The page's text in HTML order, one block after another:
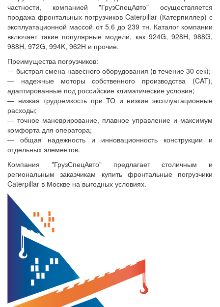
частности, компанией "ГрузСпецАвто" осуществляется
продажа фронтальных погрузчиков Caterpillar (Катерпиллер) с
эксплуатационной массой от 5.6 до 239 тн. Каталог компании
включает такие популярные модели, как 924G, 928H, 988G,
988H, 972G, 994K, 962H и прочие.
Преимущества погрузчиков:
— быстрая смена навесного оборудования (в течение 30 сек);
— надежные моторы собственного производства (CAT),
адаптированные под российские климатические условия;
— низкая трудоемкость при ТО и низкие эксплуатационные
расходы;
— точное маневрирование, плавное управление и максимум
комфорта для оператора;
— общая надежность и инновационность конструкции и
отдельных элементов.
Компания "ГрузСпецАвто" предлагает столичным и
региональным заказчикам купить фронтальные погрузчики
Caterpillar в Москве на выгодных условиях.